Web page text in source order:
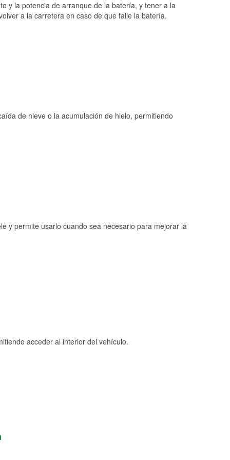
y la potencia de arranque de la batería, y tener a la
a la carretera en caso de que falle la batería.
de nieve o la acumulación de hielo, permitiendo
y permite usarlo cuando sea necesario para mejorar la
acceder al interior del vehículo.